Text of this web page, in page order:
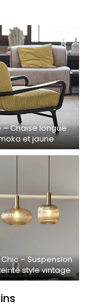
– Chaise longue
et jaune
– Suspension
style vintage